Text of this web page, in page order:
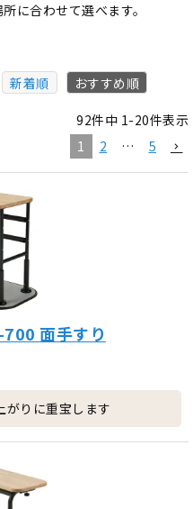
に合わせて選べます。
新着順 おすすめ順
92件中 1-20件表示
1
2 … 5
面手すり
がりに重宝します